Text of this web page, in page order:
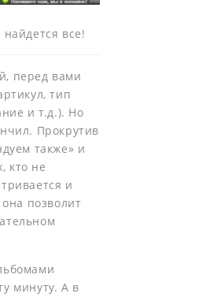
все!
перед вами
тип
и т.д.). Но
Прокрутив
также» и
кто не
и
позволит
минуту. А в